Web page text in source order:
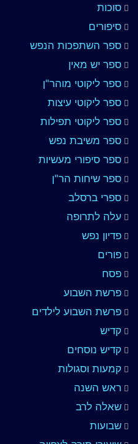
סוכות
סיפורים
ספר השתפכות הנפש
ספר יש מאין
ספר ליקוטי מוהר"ן
ספר ליקוטי עיצות
ספר ליקוטי תפילות
ספר משיבת נפש
ספר סיפורי מעשיות
ספר שיחות הר"ן
ספרי ברסלב
עלה לתרופה
פדיון נפש
פורים
פסח
פרשת השבוע
פרשת השבוע לילדים
קדיש
קדיש נוסחים
קמעות וסגולות
ראש השנה
שאלה לרב
שבועות